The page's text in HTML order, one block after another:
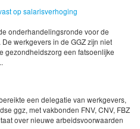
op salarisverhoging
onderhandelingsronde voor de
werkgevers in de GGZ zijn niet
gezondheidszorg een fatsoenlijke
een delegatie van werkgevers,
ggz, met vakbonden FNV, CNV, FBZ
over nieuwe arbeidsvoorwaarden